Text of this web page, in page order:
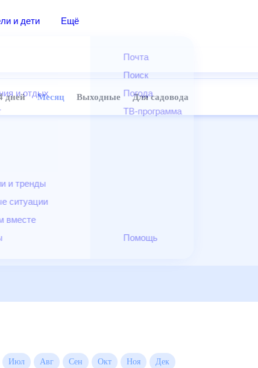
и дети Ещё
и отдых
и тренды
ситуации
вместе
Почта
Поиск
Погода
ТВ-программа
Помощь
14 дней Месяц Выходные Для садовода
месяц
Июн Июл Авг Сен Окт Ноя